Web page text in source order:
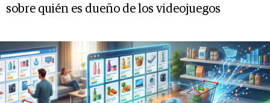
sobre quién es dueño de los videojuegos